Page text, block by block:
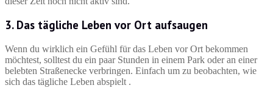
3. Das tägliche Leben vor Ort aufsaugen
Wenn du wirklich ein Gefühl für das Leben vor Ort bekommen
möchtest, solltest du ein paar Stunden in einem Park oder an einer
belebten Straßenecke verbringen. Einfach um zu beobachten, wie
sich das tägliche Leben abspielt .